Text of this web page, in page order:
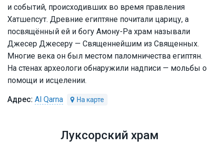
и событий, происходивших во время правления
Хатшепсут. Древние египтяне почитали царицу, а
посвящённый ей и богу Амону-Ра храм называли
Джесер Джесеру — Священнейшим из Священных.
Многие века он был местом паломничества египтян.
На стенах археологи обнаружили надписи — мольбы о
помощи и исцелении.
Al Qarna
Луксорский храм